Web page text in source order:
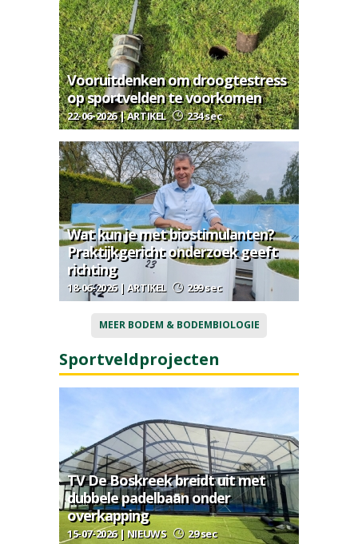
Vooruitdenken om droogtestress
op sportvelden te voorkomen
22-06-2026 | ARTIKEL 234 sec
Wat kun je met biostimulanten?
Praktijkgericht onderzoek geeft
richting
18-06-2026 | ARTIKEL 299 sec
MEER BODEM & BODEMBIOLOGIE
Sportveldprojecten
TV De Boskreek breidt uit met
dubbele padelbaan onder
overkapping
15-07-2026 | NIEUWS 29 sec